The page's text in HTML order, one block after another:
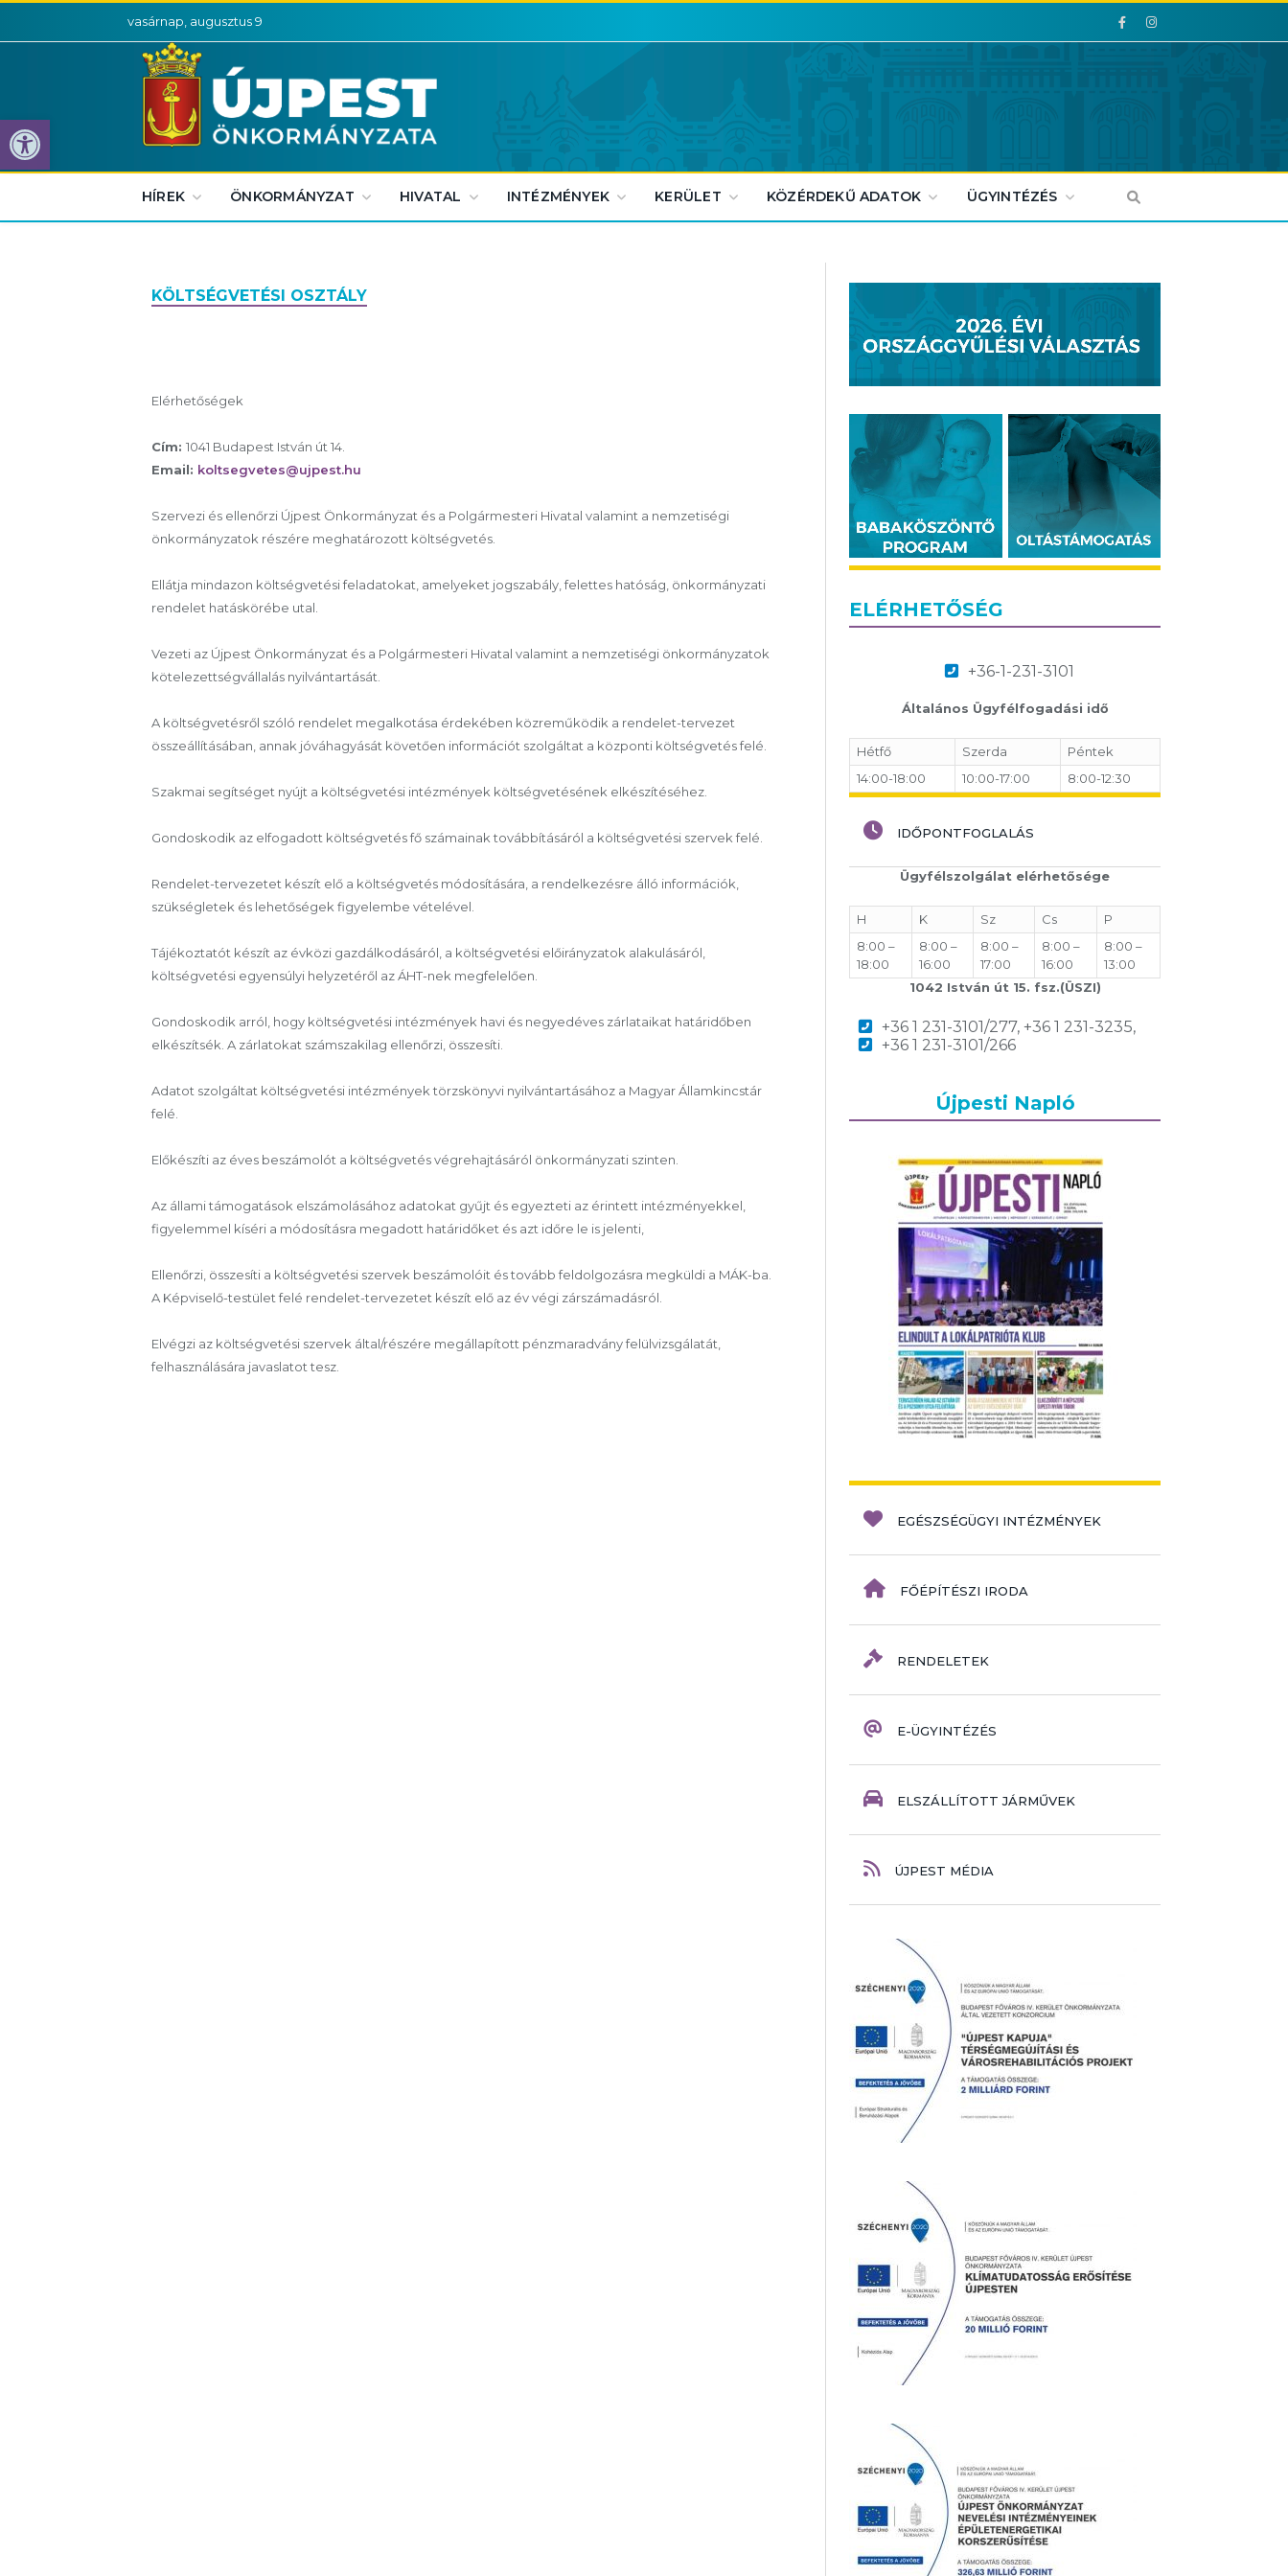
Eszköztár megnyitása
vasárnap, augusztus 9 Facebook
Facebook
HÍREK ÖNKORMÁNYZAT HIVATAL INTÉZMÉNYEK KERÜLET KÖZÉRDEKŰ ADATOK ÜGYINTÉZÉS
KÖLTSÉGVETÉSI OSZTÁLY
Elérhetőségek
Cím: 1041 Budapest István út 14.
Email: koltsegvetes@ujpest.hu
Szervezi és ellenőrzi Újpest Önkormányzat és a Polgármesteri Hivatal valamint a nemzetiségi
önkormányzatok részére meghatározott költségvetés.
Ellátja mindazon költségvetési feladatokat, amelyeket jogszabály, felettes hatóság, önkormányzati
rendelet hatáskörébe utal.
Vezeti az Újpest Önkormányzat és a Polgármesteri Hivatal valamint a nemzetiségi önkormányzatok
kötelezettségvállalás nyilvántartását.
A költségvetésről szóló rendelet megalkotása érdekében közreműködik a rendelet-tervezet
összeállításában, annak jóváhagyását követően információt szolgáltat a központi költségvetés felé.
Szakmai segítséget nyújt a költségvetési intézmények költségvetésének elkészítéséhez.
Gondoskodik az elfogadott költségvetés fő számainak továbbításáról a költségvetési szervek felé.
Rendelet-tervezetet készít elő a költségvetés módosítására, a rendelkezésre álló információk,
szükségletek és lehetőségek figyelembe vételével.
Tájékoztatót készít az évközi gazdálkodásáról, a költségvetési előirányzatok alakulásáról,
költségvetési egyensúlyi helyzetéről az ÁHT-nek megfelelően.
Gondoskodik arról, hogy költségvetési intézmények havi és negyedéves zárlataikat határidőben
elkészítsék. A zárlatokat számszakilag ellenőrzi, összesíti.
Adatot szolgáltat költségvetési intézmények törzskönyvi nyilvántartásához a Magyar Államkincstár
felé.
Előkészíti az éves beszámolót a költségvetés végrehajtásáról önkormányzati szinten.
Az állami támogatások elszámolásához adatokat gyűjt és egyezteti az érintett intézményekkel,
figyelemmel kíséri a módosításra megadott határidőket és azt időre le is jelenti,
Ellenőrzi, összesíti a költségvetési szervek beszámolóit és tovább feldolgozásra megküldi a MÁK-ba.
A Képviselő-testület felé rendelet-tervezetet készít elő az év végi zárszámadásról.
Elvégzi az költségvetési szervek által/részére megállapított pénzmaradvány felülvizsgálatát,
felhasználására javaslatot tesz.
ELÉRHETŐSÉG
+36-1-231-3101
Általános Ügyfélfogadási idő
Hétfő Szerda
Péntek
14:00-18:00
10:00-17:00 8:00-12:30
IDŐPONTFOGLALÁS
Ügyfélszolgálat elérhetősége
H K Sz Cs
P
8:00 –
18:00
8:00 –
16:00
8:00 –
17:00
8:00 –
16:00
8:00 –
13:00
1042 István út 15. fsz.(ÜSZI)
+36 1 231-3101/277, +36 1 231-3235,
+36 1 231-3101/266
Újpesti Napló
EGÉSZSÉGÜGYI INTÉZMÉNYEK
FŐÉPÍTÉSZI IRODA
RENDELETEK
E-ÜGYINTÉZÉS
ELSZÁLLÍTOTT JÁRMŰVEK
ÚJPEST MÉDIA